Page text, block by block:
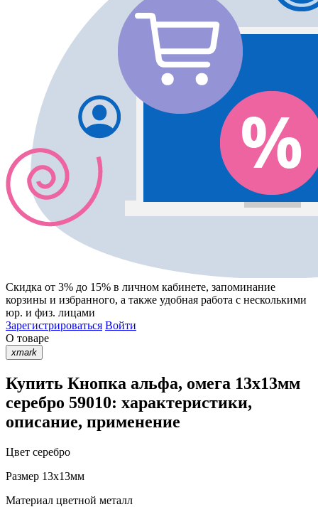
Скидка от 3% до 15% в личном кабинете, запоминание
корзины и избранного, а также удобная работа с несколькими
юр. и физ. лицами
Зарегистрироваться Войти
О товаре
xmark
Купить Кнопка альфа, омега 13х13мм
серебро 59010: характеристики,
описание, применение
Цвет серебро
Размер 13х13мм
Материал цветной металл